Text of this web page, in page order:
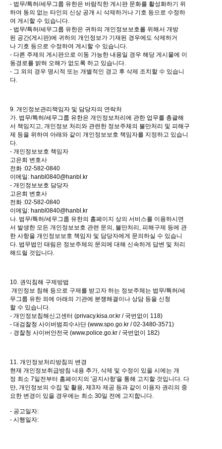
- 법무/특허/세무그룹 유한은 바람직한 게시판 문화를 활성화하기 위
하여 동의 없는 타인의 신상 공개 시 삭제하거나 기호 등으로 수정하
여 게시할 수 있습니다.
- 법무/특허/세무그룹 유한은 귀하의 개인정보보호를 위해서 개방
된 공간(게시판)에 귀하의 개인정보가 기재된 경우에도 삭제하거
나 기호 등으로 수정하여 게시할 수 있습니다.
- 다른 주제의 게시판으로 이동 가능한 내용일 경우 해당 게시물에 이
동경로를 밝혀 오해가 없도록 하고 있습니다.
- 그 외의 경우 명시적 또는 개별적인 경고 후 삭제 조치할 수 있습니
다.
9. 개인정보관리책임자 및 담당자의 연락처
가. 법무/특허/세무그룹 유한은 개인정보처리에 관한 업무를 총괄해
서 책임지고, 개인정보 처리와 관련한 정보주체의 불만처리 및 피해구
제 등을 위하여 아래와 같이 개인정보보호 책임자를 지정하고 있습니
다.
- 개인정보보호 책임자
고은희 변호사
전화 :02-582-0840
이메일: hanbl0840@hanbl.kr
- 개인정보보호 담당자
고은희 변호사
전화 :02-582-0840
이메일: hanbl0840@hanbl.kr
나. 법무/특허/세무그룹 유한의 홈페이지 상의 서비스를 이용하시면
서 발생한 모든 개인정보보호 관련 문의, 불만처리, 피해구제 등에 관
한 사항을 개인정보보호 책임자 및 담당자에게 문의하실 수 있습니
다. 법무법인 태림은 정보주체의 문의에 대해 신속하게 답변 및 처리
해드릴 것입니다.
10. 권익침해 구제방법
개인정보 침해 등으로 구제를 받고자 하는 정보주체는 법무/특허/세
무그룹 유한 외에 아래의 기관에 분쟁해결이나 상담 등을 신청
할 수 있습니다.
- 개인정보침해신고센터 (privacy.kisa.or.kr / 국번없이 118)
- 대검찰청 사이버범죄수사단 (www.spo.go.kr / 02-3480-3571)
- 경찰청 사이버안전국 (www.police.go.kr / 국번없이 182)
11. 개인정보처리방침의 변경
현재 개인정보취급방침 내용 추가, 삭제 및 수정이 있을 시에는 개
정 최소 7일전부터 홈페이지의 '공지사항'을 통해 고지할 것입니다. 다
만, 개인정보의 수집 및 활용, 제3자 제공 등과 같이 이용자 권리의 중
요한 변경이 있을 경우에는 최소 30일 전에 고지합니다.
- 공고일자:
- 시행일자: